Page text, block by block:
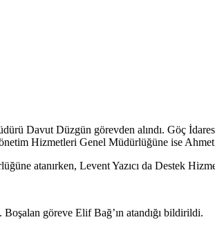
Davut Düzgün görevden alındı. Göç
Hizmetleri Genel Müdürlüğüne ise
atanırken, Levent Yazıcı da Destek
göreve Elif Bağ’ın atandığı bildirildi.